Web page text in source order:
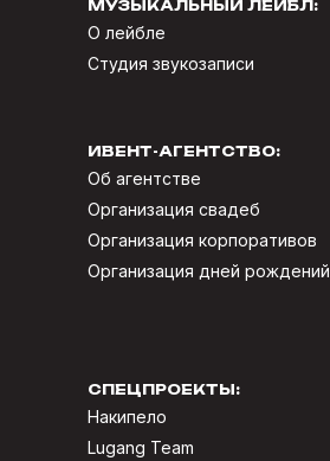
ИВЕНТ-АГЕНТСТВО:
Об агентстве
Организация свадеб
Организация корпоративов
Организация дней рождений
СПЕЦПРОЕКТЫ:
Накипело
Lugang Team
МУЗЫКАЛЬНЫЙ ЛЕЙБЛ:
О лейбле
Студия звукозаписи